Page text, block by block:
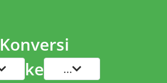
Konversi
ke ...